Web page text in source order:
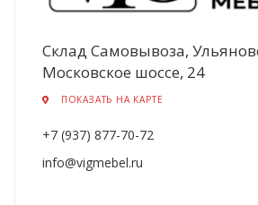
Склад Cамовывоза,
Московское шоссе, 24
ПОКАЗАТЬ НА КАРТЕ
+7 (937) 877-70-72
info@vigmebel.ru